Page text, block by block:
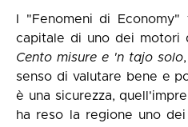
I "Fenomeni di
capitale di uno dei motori
Cento misure e 'n tajo solo
senso di valutare bene e
è una sicurezza,
ha reso la regione uno